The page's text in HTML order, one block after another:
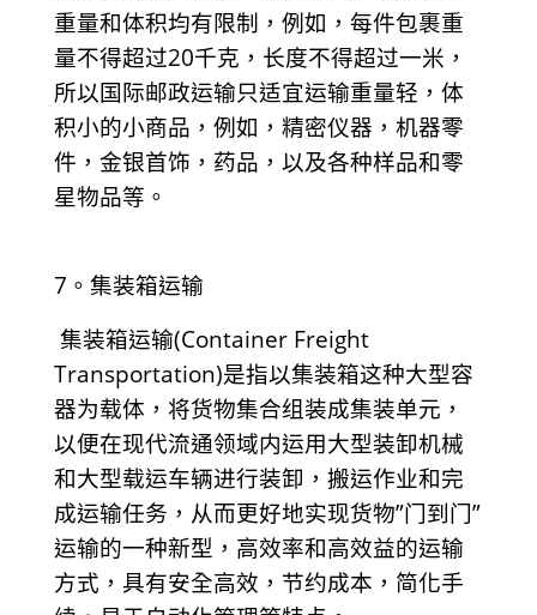
重量和体积均有限制，例如，每件包裹重
量不得超过20千克，长度不得超过一米，
所以国际邮政运输只适宜运输重量轻，体
积小的小商品，例如，精密仪器，机器零
件，金银首饰，药品，以及各种样品和零
星物品等。
7。集装箱运输
集装箱运输(Container Freight
Transportation)是指以集装箱这种大型容
器为载体，将货物集合组装成集装单元，
以便在现代流通领域内运用大型装卸机械
和大型载运车辆进行装卸，搬运作业和完
成运输任务，从而更好地实现货物”门到门”
运输的一种新型，高效率和高效益的运输
方式，具有安全高效，节约成本，简化手